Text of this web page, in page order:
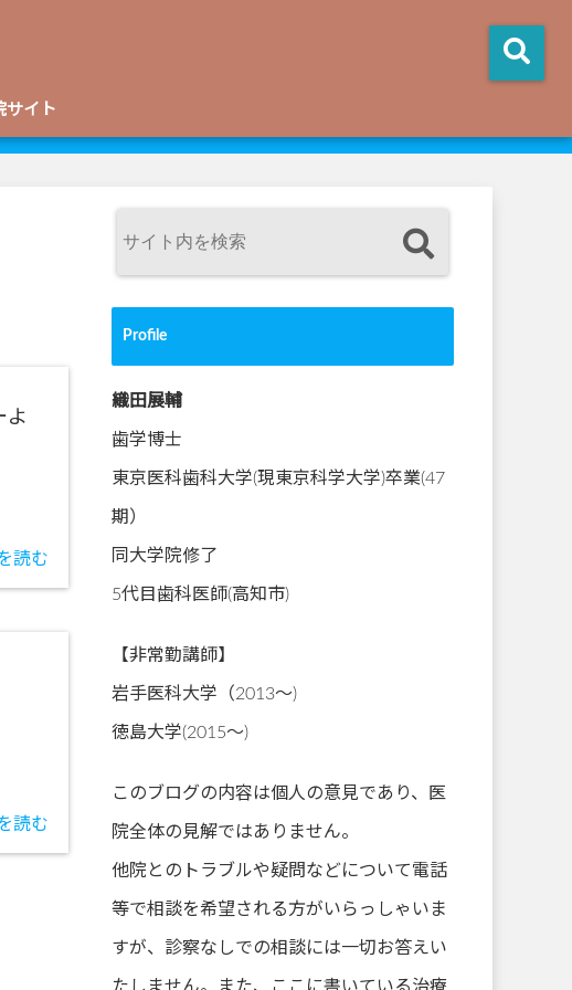
サイト
よ
読む
読む
Profile
織田展輔
歯学博士
東京医科歯科大学(現東京科学大学)卒業(47
期）
同大学院修了
5代目歯科医師(高知市)
【非常勤講師】
岩手医科大学（2013～)
徳島大学(2015～)
このブログの内容は個人の意見であり、医
院全体の見解ではありません。
他院とのトラブルや疑問などについて電話
等で相談を希望される方がいらっしゃいま
すが、診察なしでの相談には一切お答えい